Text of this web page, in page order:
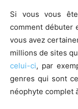
Si vous vous
comment débuter
vous avez
millions de sites
celui-ci, par
genres qui sont
néophyte complet